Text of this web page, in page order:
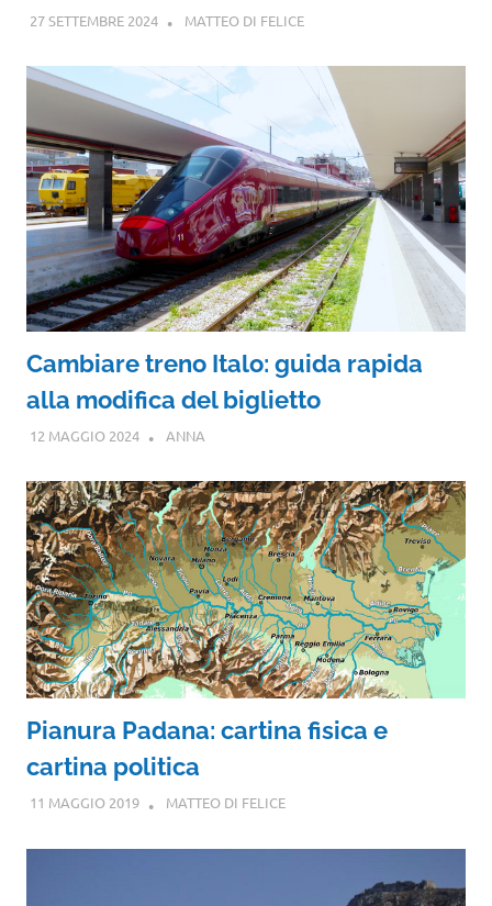
27 SETTEMBRE 2024 MATTEO DI FELICE
Cambiare treno Italo: guida rapida
alla modifica del biglietto
12 MAGGIO 2024 ANNA
Pianura Padana: cartina fisica e
cartina politica
11 MAGGIO 2019 MATTEO DI FELICE